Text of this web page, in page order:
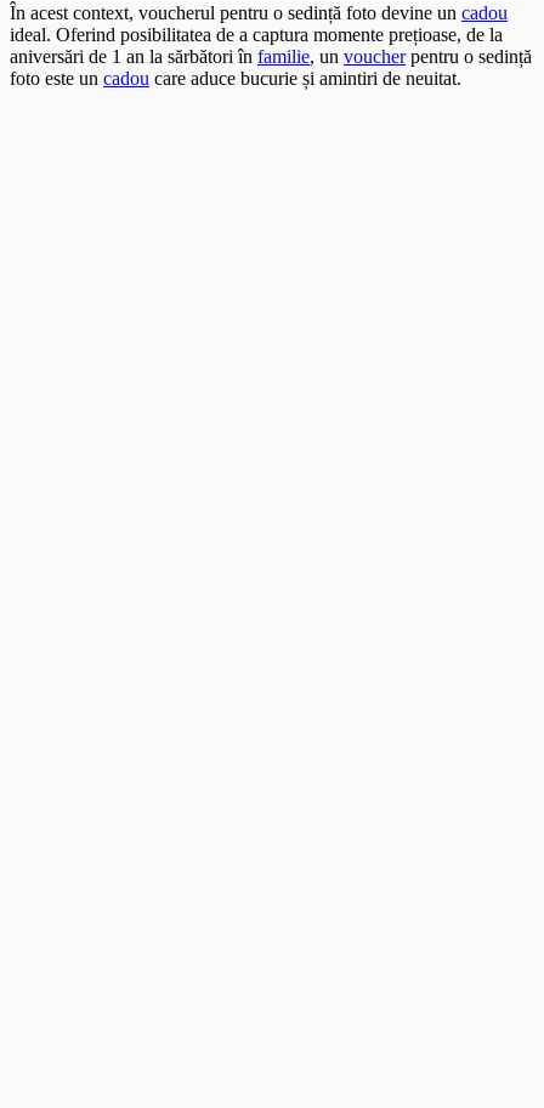
În acest context, voucherul pentru o sedință foto devine un cadou
ideal. Oferind posibilitatea de a captura momente prețioase, de la
aniversări de 1 an la sărbători în familie, un voucherpentru o sedință
foto este un cadou care aduce bucurie și amintiri de neuitat.